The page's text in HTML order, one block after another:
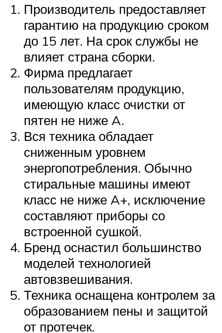
Производитель предоставляет
гарантию на продукцию сроком
до 15 лет. На срок службы не
влияет страна сборки.
Фирма предлагает
пользователям продукцию,
имеющую класс очистки от
пятен не ниже A.
Вся техника обладает
сниженным уровнем
энергопотребления. Обычно
стиральные машины имеют
класс не ниже A+, исключение
составляют приборы со
встроенной сушкой.
Бренд оснастил большинство
моделей технологией
автовзвешивания.
Техника оснащена контролем за
образованием пены и защитой
от протечек.